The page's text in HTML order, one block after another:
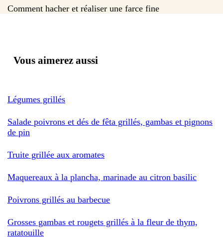
Comment hacher et réaliser une farce fine
Vous aimerez aussi
Légumes grillés
Salade poivrons et dés de fêta grillés, gambas et pignons
de pin
Truite grillée aux aromates
Maquereaux à la plancha, marinade au citron basilic
Poivrons grillés au barbecue
Grosses gambas et rougets grillés à la fleur de thym,
ratatouille